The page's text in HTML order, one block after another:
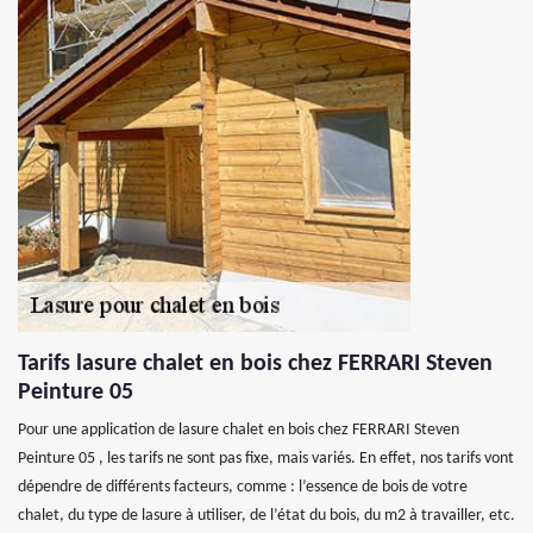
Tarifs lasure chalet en bois chez FERRARI Steven
Peinture 05
Pour une application de lasure chalet en bois chez FERRARI Steven
Peinture 05 , les tarifs ne sont pas fixe, mais variés. En effet, nos tarifs vont
dépendre de différents facteurs, comme : l’essence de bois de votre
chalet, du type de lasure à utiliser, de l’état du bois, du m2 à travailler, etc.